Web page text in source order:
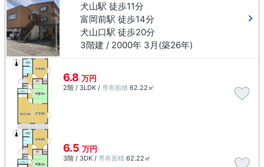
犬山駅 徒歩11分
富岡前駅 徒歩14分
犬山口駅 徒歩20分
3階建 / 2000年 3月(築26年)
6.8 万円
2階 / 3LDK / 専有面積 62.22㎡
6.5 万円
3階 / 3DK / 専有面積 62.22㎡